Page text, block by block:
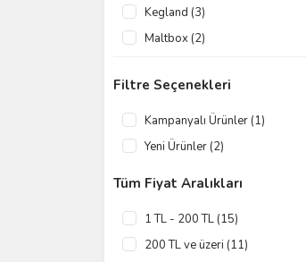
Kegland (3)
Maltbox (2)
Filtre Seçenekleri
Kampanyalı Ürünler (1)
Yeni Ürünler (2)
Tüm Fiyat Aralıkları
1 TL - 200 TL (15)
200 TL ve üzeri (11)